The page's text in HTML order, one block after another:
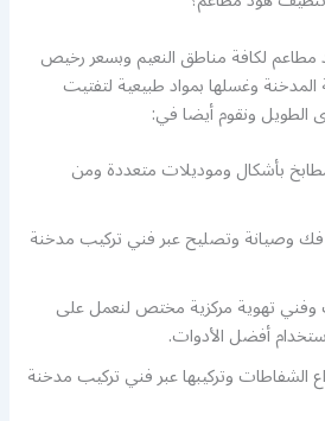
لكافة مناطق النعيم وبسعر رخيص
وغسلها بمواد طبيعية لتفتيت
الطويل ونقوم أيضا في:
بأشكال وموديلات متعددة ومن
فك وصيانة وتصليح عبر فني تركيب مدخنة
وفني تهوية مركزية مختص لنعمل على
أفضل الأدوات.
الشفاطات وتركيبها عبر فني تركيب مدخنة